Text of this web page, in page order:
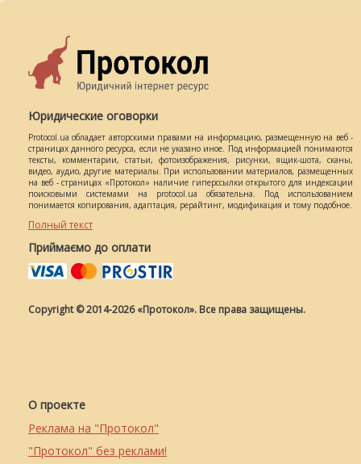
Юридические оговорки
Protocol.ua обладает авторскими правами на информацию, размещенную на веб -
страницах данного ресурса, если не указано иное. Под информацией понимаются
тексты, комментарии, статьи, фотоизображения, рисунки, ящик-шота, сканы,
видео, аудио, другие материалы. При использовании материалов, размещенных
на веб - страницах «Протокол» наличие гиперссылки открытого для индексации
поисковыми системами на protocol.ua обязательна. Под использованием
понимается копирования, адаптация, рерайтинг, модификация и тому подобное.
Полный текст
Приймаємо до оплати
Copyright © 2014-2026 «Протокол». Все права защищены.
О проекте
Реклама на "Протокол"
"Протокол" без реклами!